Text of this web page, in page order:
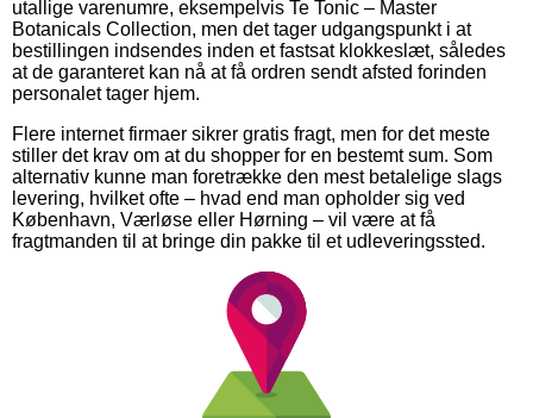
utallige varenumre, eksempelvis Te Tonic – Master
Botanicals Collection, men det tager udgangspunkt i at
bestillingen indsendes inden et fastsat klokkeslæt, således
at de garanteret kan nå at få ordren sendt afsted forinden
personalet tager hjem.
Flere internet firmaer sikrer gratis fragt, men for det meste
stiller det krav om at du shopper for en bestemt sum. Som
alternativ kunne man foretrække den mest betalelige slags
levering, hvilket ofte – hvad end man opholder sig ved
København, Værløse eller Hørning – vil være at få
fragtmanden til at bringe din pakke til et udleveringssted.